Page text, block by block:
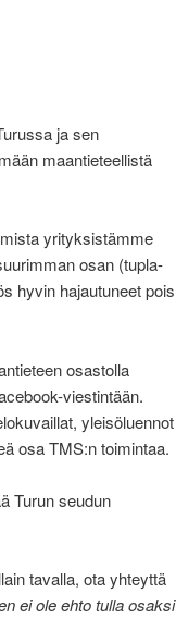
ja sen
maantieteellistä
yrityksistämme
osan (tupla-
hyvin hajautuneet pois
osastolla
viestintään.
yleisöluennot
osa TMS:n toimintaa.
Turun seudun
tavalla, ota yhteyttä
ei ole ehto tulla osaksi